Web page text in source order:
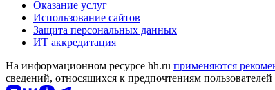
Оказание услуг
Использование сайтов
Защита персональных данных
ИТ аккредитация
На информационном ресурсе hh.ru применяются
сведений, относящихся к предпочтениям